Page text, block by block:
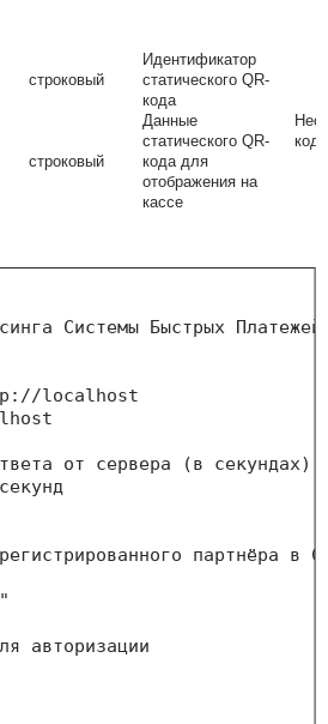
строковый
Идентификатор
статического QR-
кода
строковый
Данные
статического QR-
кода для
отображения на
кассе
Системы Быстрых
localhost
от сервера (в секундах)
партнёра в
авторизации